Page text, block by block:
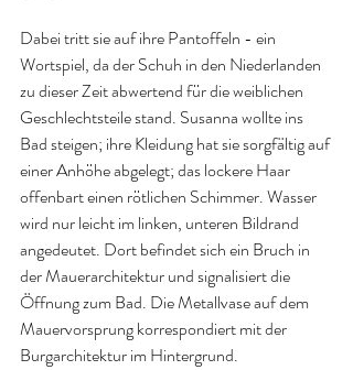
Dabei tritt sie auf ihre Pantoffeln - ein
Wortspiel, da der Schuh in den Niederlanden
zu dieser Zeit abwertend für die weiblichen
Geschlechtsteile stand. Susanna wollte ins
Bad steigen; ihre Kleidung hat sie sorgfältig auf
einer Anhöhe abgelegt; das lockere Haar
offenbart einen rötlichen Schimmer. Wasser
wird nur leicht im linken, unteren Bildrand
angedeutet. Dort befindet sich ein Bruch in
der Mauerarchitektur und signalisiert die
Öffnung zum Bad. Die Metallvase auf dem
Mauervorsprung korrespondiert mit der
Burgarchitektur im Hintergrund.